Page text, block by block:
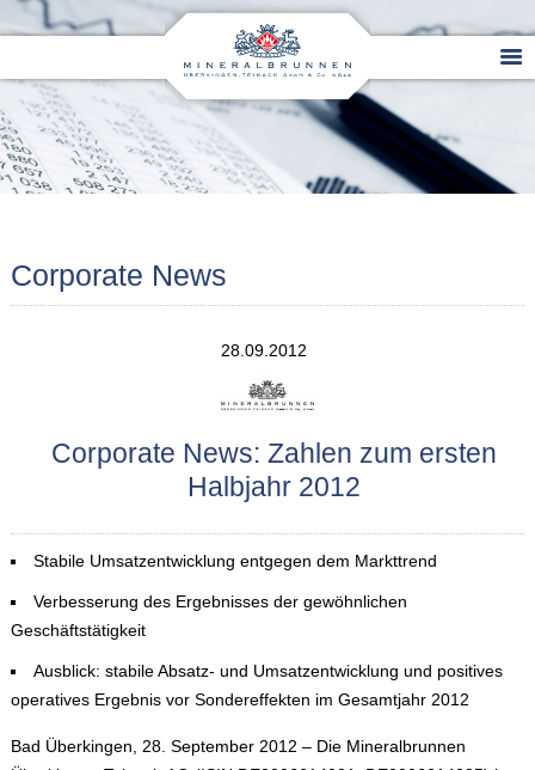
Corporate News
28.09.2012
Corporate News: Zahlen zum ersten
Halbjahr 2012
Stabile Umsatzentwicklung entgegen dem Markttrend
Verbesserung des Ergebnisses der gewöhnlichen
Geschäftstätigkeit
Ausblick: stabile Absatz- und Umsatzentwicklung und positives
operatives Ergebnis vor Sondereffekten im Gesamtjahr 2012
Bad Überkingen, 28. September 2012 – Die Mineralbrunnen